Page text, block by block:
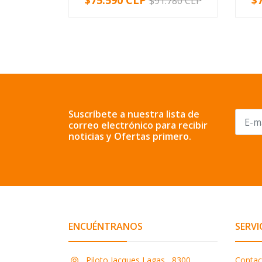
+
- -
Suscríbete a nuestra lista de
correo electrónico para recibir
noticias y Ofertas primero.
ENCUÉNTRANOS